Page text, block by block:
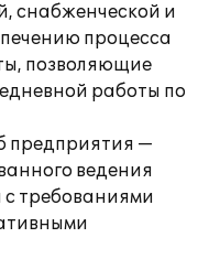
снабженческой и
процесса
позволяющие
работы по
предприятия —
ведения
с требованиями